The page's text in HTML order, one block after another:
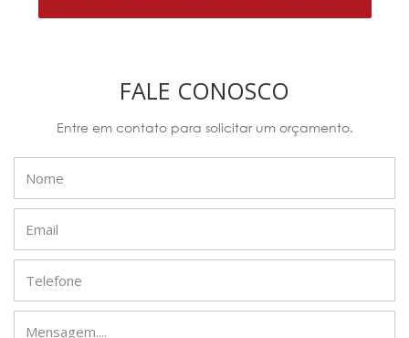
FALE CONOSCO
Entre em contato para solicitar um orçamento.